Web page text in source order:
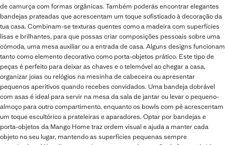
de camurça com formas orgânicas. Também poderás encontrar elegantes
bandejas prateadas que acrescentam um toque sofisticado à decoração da
tua casa. Combinam-se texturas quentes como a madeira com superfícies
lisas e brilhantes, para que possas criar composições pessoais sobre uma
cómoda, uma mesa auxiliar ou a entrada de casa. Alguns designs funcionam
tanto como elemento decorativo como porta-objetos prático. Este tipo de
peças é perfeito para deixar as chaves e o telemóvel ao chegar a casa,
organizar joias ou relógios na mesinha de cabeceira ou apresentar
pequenos aperitivos quando recebes convidados. Uma bandeja dobrável
com asas é ideal para servir na mesa da sala de jantar ou levar o pequeno-
almoço para outro compartimento, enquanto os bowls com pé acrescentam
um toque escultórico a prateleiras e aparadores. Optar por bandejas e
porta-objetos da Mango Home traz ordem visual e ajuda a manter cada
objeto no seu lugar, mantendo as superfícies pequenas sempre